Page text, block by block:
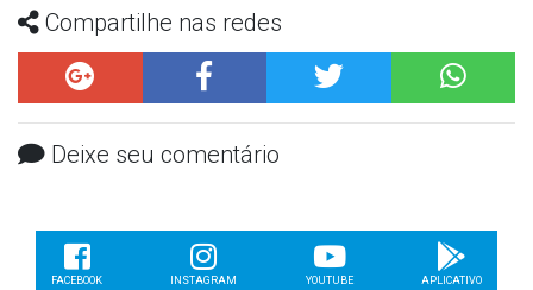
Compartilhe nas redes
Deixe seu comentário
FACEBOOK INSTAGRAM YOUTUBE APLICATIVO